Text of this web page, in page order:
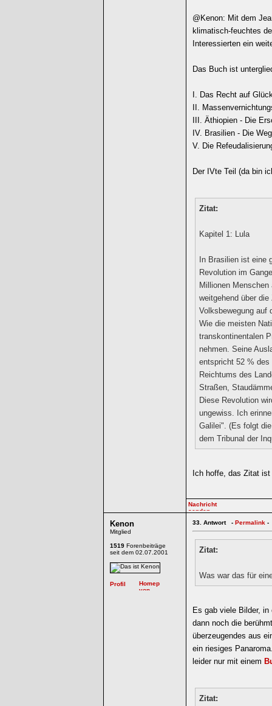
@Kenon: Mit dem
klimatisch-feuchtes
Interessierten ein
Das Buch ist
I. Das Recht auf
II.
III. Äthiopien - Die
IV. Brasilien - Die
V. Die
Der IVte Teil (da bin
Zitat:
Kapitel 1: Lula
In Brasilien ist eine
Revolution im
Millionen
weitgehend über
Volksbewegung auf
Wie die meisten
transkontinentalen
nehmen. Seine
entspricht 52 % des
Reichtums des
Straßen,
Diese Revolution
ungewiss. Ich
Galilei". (Es folgt
dem Tribunal der
Ich hoffe, das Zitat
Kenon
Mitglied
1519 Forenbeiträge
seit dem 02.07.2001
33. Antwort - Permalink -
Zitat:
Was war das für
Es gab viele Bilder,
dann noch die
überzeugendes aus
ein riesiges
leider nur mit einem
Zitat: